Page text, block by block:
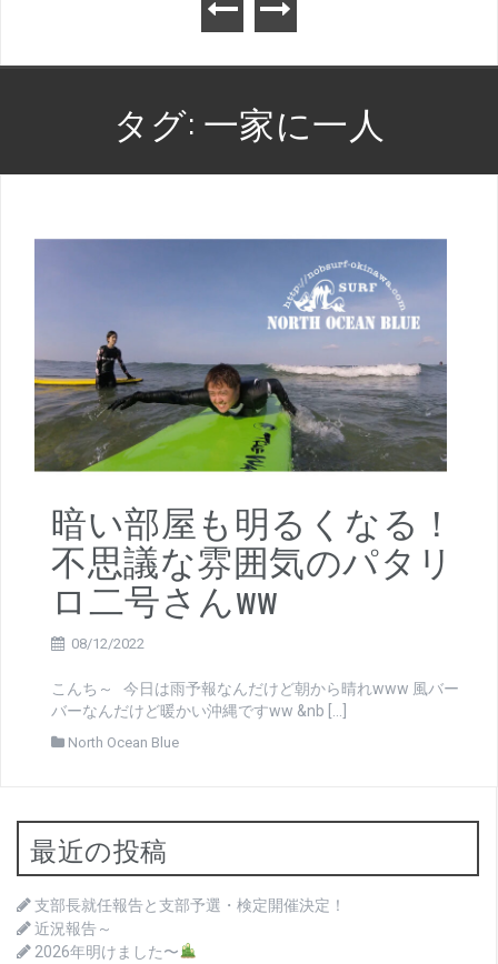
タグ: 一家に一人
暗い部屋も明るくなる！
不思議な雰囲気のパタリ
ロ二号さんww
08/12/2022
こんち～ 今日は雨予報なんだけど朝から晴れwww 風バー
バーなんだけど暖かい沖縄ですww &nb […]
North Ocean Blue
最近の投稿
支部長就任報告と支部予選・検定開催決定！
近況報告～
2026年明けました〜